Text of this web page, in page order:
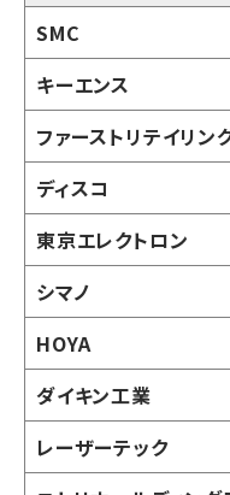
SMC
キーエンス
ファーストリテイリン
ディスコ
東京エレクトロン
シマノ
HOYA
ダイキン工業
レーザーテック